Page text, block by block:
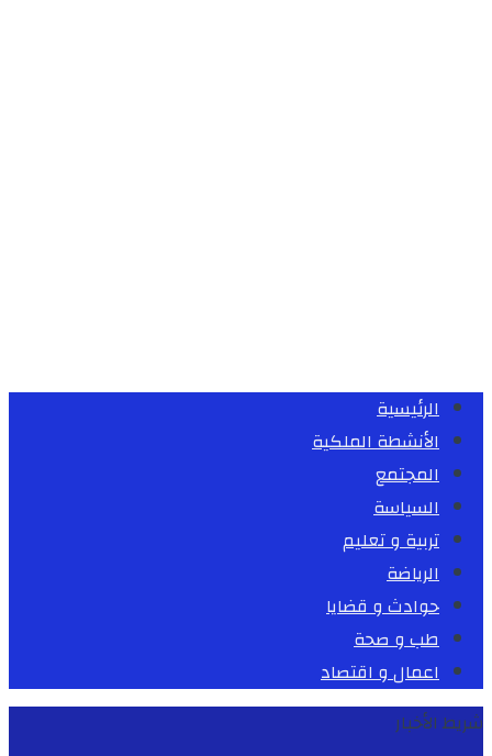
الرئيسية
الأنشطة الملكية
المجتمع
السياسة
تربية و تعليم
الرياضة
حوادث و قضايا
طب و صحة
اعمال و اقتصاد
شريط الأخبار